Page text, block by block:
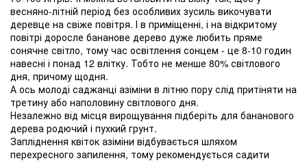
весняно-літній період без особливих зусиль викочувати
деревце на свіже повітря. І в приміщенні, і на відкритому
повітрі доросле бананове дерево дуже любить пряме
сонячне світло, тому час освітлення сонцем - це 8-10 годин
навесні і понад 12 влітку. Тобто не менше 80% світлового
дня, причому щодня.
А ось молоді саджанці азіміни в літню пору слід притіняти на
третину або наполовину світлового дня.
Незалежно від місця вирощування підберіть для бананового
дерева родючий і пухкий грунт.
Запліднення квіток азіміни відбувається шляхом
перехресного запилення, тому рекомендується садити